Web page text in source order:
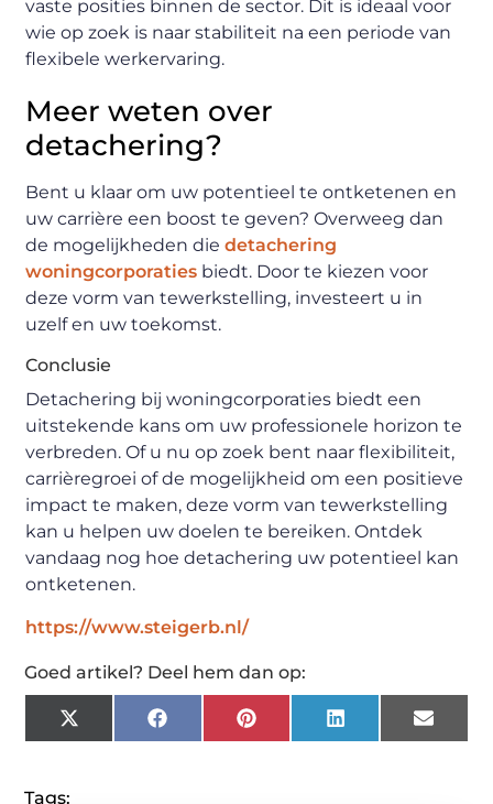
vaste posities binnen de sector. Dit is ideaal voor
wie op zoek is naar stabiliteit na een periode van
flexibele werkervaring.
Meer weten over
detachering?
Bent u klaar om uw potentieel te ontketenen en
uw carrière een boost te geven? Overweeg dan
de mogelijkheden diedetachering
woningcorporaties biedt. Door te kiezen voor
deze vorm van tewerkstelling, investeert u in
uzelf en uw toekomst.
Conclusie
Detachering bij woningcorporaties biedt een
uitstekende kans om uw professionele horizon te
verbreden. Of u nu op zoek bent naar flexibiliteit,
carrièregroei of de mogelijkheid om een positieve
impact te maken, deze vorm van tewerkstelling
kan u helpen uw doelen te bereiken. Ontdek
vandaag nog hoe detachering uw potentieel kan
ontketenen.
https://www.steigerb.nl/
Goed artikel? Deel hem dan op:
X
(Twitter)
FacebookPinterestLinkedIn Email
Tags: